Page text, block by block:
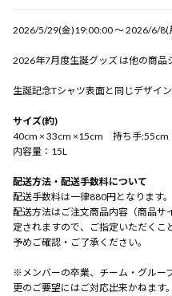
2026/5/29(金)19:00:00 〜 2026/6/8(
2026年7月度生誕グッズ は他の商品
生誕記念Tシャツ表面と同じデザイン
サイズ(約)
40cm × 33cm ×15cm 持ち手:55cm
内容量：15L
配送方法・配送手数料について
配送手数料は一律880円となります。
配送方法はご注文商品内容（商品サ
定されますので、ご指定いただくこ
予めご確認・ご了承ください。
※メンバーの卒業、チーム・グルー
更のご要望にはご対応出来かねます。